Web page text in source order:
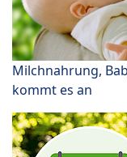
Milchnahrung,
kommt es an